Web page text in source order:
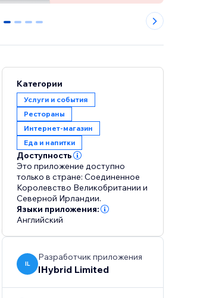
0 1 2 3
Категории
Услуги и события
Рестораны
Интернет-магазин
Еда и напитки
Доступность
Это приложение доступно
только в стране: Соединенное
Королевство Великобритании и
Северной Ирландии.
Языки приложения:
Английский
IL
Разработчик приложения
IHybrid Limited